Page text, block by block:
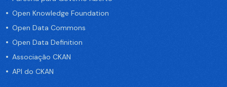
Open Knowledge Foundation
Open Data Commons
Open Data Definition
Associação CKAN
API do CKAN